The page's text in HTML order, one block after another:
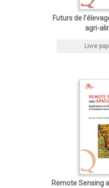
Futurs de
agri-
Livre
Remote Sensing